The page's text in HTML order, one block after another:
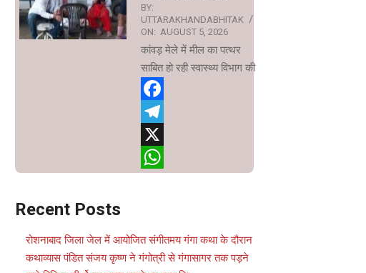
BY:
UTTARAKHANDABHITAK
ON: AUGUST 5, 2026
कांवड़ मेले में मील का पत्थर
साबित हो रही स्वास्थ्य विभाग की
Facebook
Telegram
X
Recent Posts
रोशनाबाद जिला जेल में आयोजित संगीतमय गंगा कथा के दौरान
कथाव्यास पंडित संजय कृष्ण ने गंगोत्री से गंगासागर तक पड़ने